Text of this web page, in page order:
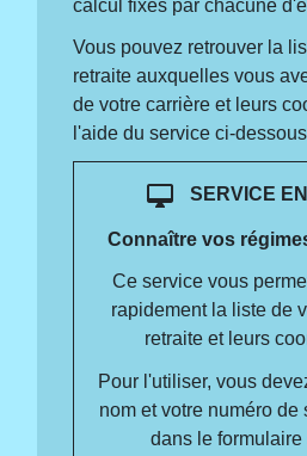
calcul fixés par chacune
Vous pouvez retrouver la
retraite auxquelles vous
de votre carrière et leurs
l'aide du service ci-
desktop_mac SERVICE
Connaître vos
Ce service vous
rapidement la liste de
retraite et leurs
Pour l'utiliser, vous
nom et votre numéro de
dans le formulaire